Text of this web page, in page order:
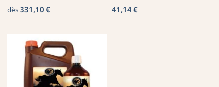
dès 331,10 € 41,14 €